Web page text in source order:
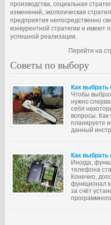
производства, социальная
изменений, экологическая
предприятия непосредственно
конкурентной стратегии и имеют
успешной реализации.
Перейти на
Советы по выбору
Как выбрать
Чтобы
нужно
себя
вопросы. Как
планируете
данный
Как
Иногда,
телефона
Конечно,
функционал
за счёт